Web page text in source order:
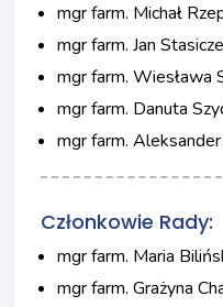
mgr farm. Michał
mgr farm. Jan
mgr farm. Wiesława
mgr farm. Danuta
mgr farm.
Członkowie Rady:
mgr farm. Maria
mgr farm. Grażyna